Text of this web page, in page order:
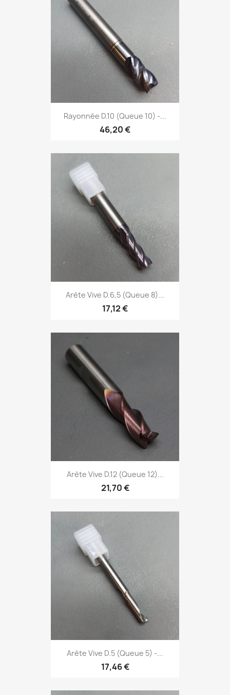
Rayonnée D.10 (Queue 10) -...
46,20 €
Arète Vive D.6,5 (Queue 8)...
17,12 €
Arète Vive D.12 (Queue 12)...
21,70 €
Arète Vive D.5 (Queue 5) -...
17,46 €